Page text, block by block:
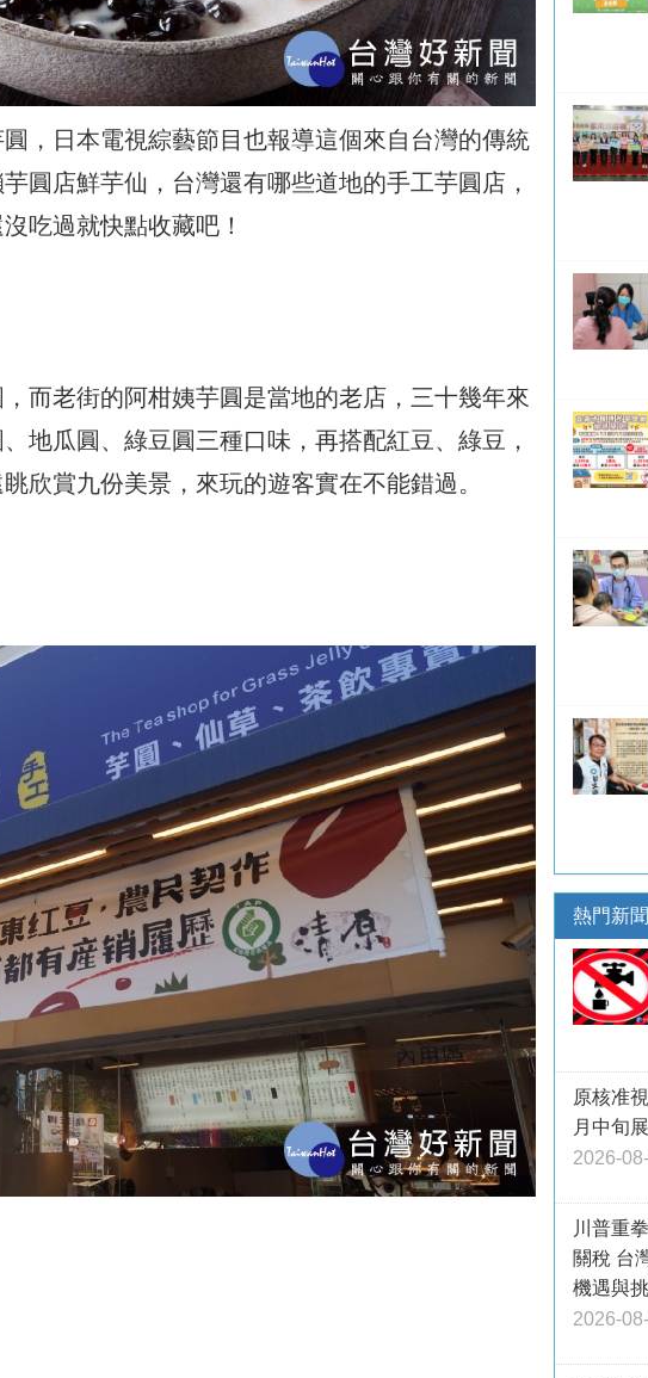
，日本電視綜藝節目也報導這個來自台灣的傳統
圓店鮮芋仙，台灣還有哪些道地的手工芋圓店，
吃過就快點收藏吧！
而老街的阿柑姨芋圓是當地的老店，三十幾年來
地瓜圓、綠豆圓三種口味，再搭配紅豆、綠豆，
欣賞九份美景，來玩的遊客實在不能錯過。
熱門新聞
原核准
月中旬
2026-
川普重
關稅 台
機遇與
2026-